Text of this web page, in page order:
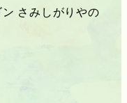
さみしがりやの